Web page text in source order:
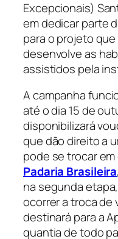
Excepcionais)
em dedicar parte
para o projeto
desenvolve as
assistidos pela
A campanha
até o dia 15 de
disponibilizará
que dão direito a
pode se trocar
Padaria Brasileira
na segunda
ocorrer a troca de
destinará para a
quantia de todo